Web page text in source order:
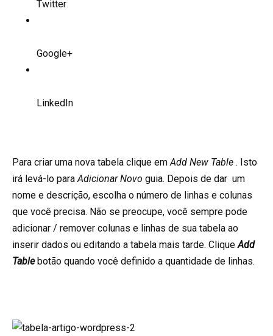
Twitter
Google+
LinkedIn
Para criar uma nova tabela clique emAdd New Table . Isto
irá levá-lo paraAdicionar Novo guia. Depois de dar um
nome e descrição, escolha o número de linhas e colunas
que você precisa. Não se preocupe, você sempre pode
adicionar / remover colunas e linhas de sua tabela ao
inserir dados ou editando a tabela mais tarde. CliqueAdd
Tablebotão quando você definido a quantidade de linhas.